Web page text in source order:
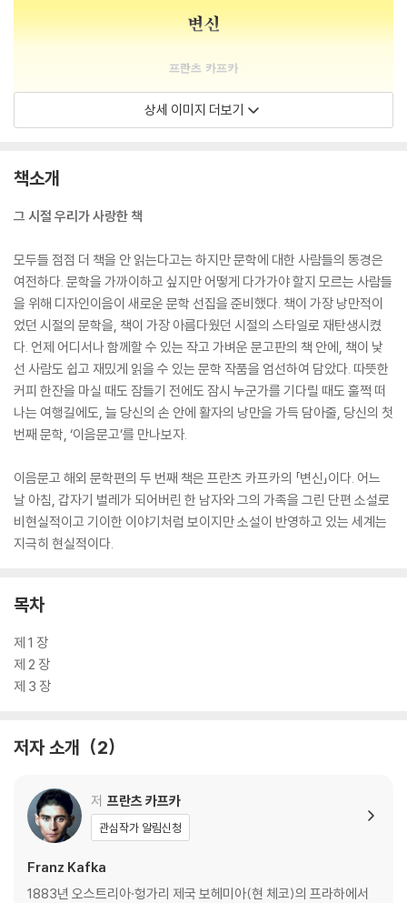
상세 이미지 더보기
책소개
그 시절 우리가 사랑한 책
모두들 점점 더 책을 안 읽는다고는 하지만 문학에 대한 사람들의 동경은
여전하다. 문학을 가까이하고 싶지만 어떻게 다가가야 할지 모르는 사람들
을 위해 디자인이음이 새로운 문학 선집을 준비했다. 책이 가장 낭만적이
었던 시절의 문학을, 책이 가장 아름다웠던 시절의 스타일로 재탄생시켰
다. 언제 어디서나 함께할 수 있는 작고 가벼운 문고판의 책 안에, 책이 낯
선 사람도 쉽고 재밌게 읽을 수 있는 문학 작품을 엄선하여 담았다. 따뜻한
커피 한잔을 마실 때도 잠들기 전에도 잠시 누군가를 기다릴 때도 훌쩍 떠
나는 여행길에도, 늘 당신의 손 안에 활자의 낭만을 가득 담아줄, 당신의 첫
번째 문학, ‘이음문고’를 만나보자.
이음문고 해외 문학편의 두 번째 책은 프란츠 카프카의 「변신」이다. 어느
날 아침, 갑자기 벌레가 되어버린 한 남자와 그의 가족을 그린 단편 소설로
비현실적이고 기이한 이야기처럼 보이지만 소설이 반영하고 있는 세계는
지극히 현실적이다.
목차
제 1 장
제 2 장
제 3 장
저자 소개 2
저 프란츠 카프카
관심작가 알림신청
Franz Kafka
1883년 오스트리아·헝가리 제국 보헤미아(현 체코)의 프라하에서